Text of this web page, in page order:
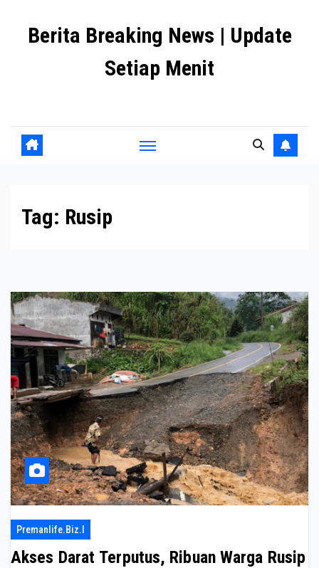
Berita Breaking News | Update
Setiap Menit
Tag: Rusip
Premanlife.biz.i
Akses Darat Terputus, Ribuan Warga Rusip